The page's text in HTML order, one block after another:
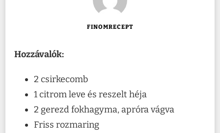
FINOMRECEPT
Hozzávalók:
2 csirkecomb
1 citrom leve és reszelt héja
2 gerezd fokhagyma, apróra vágva
Friss rozmaring